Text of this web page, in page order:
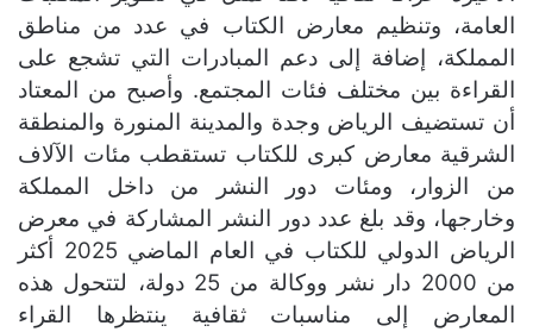
العامة، وتنظيم معارض الكتاب في عدد من مناطق
المملكة، إضافة إلى دعم المبادرات التي تشجع على
القراءة بين مختلف فئات المجتمع. وأصبح من المعتاد
أن تستضيف الرياض وجدة والمدينة المنورة والمنطقة
الشرقية معارض كبرى للكتاب تستقطب مئات الآلاف
من الزوار، ومئات دور النشر من داخل المملكة
وخارجها، وقد بلغ عدد دور النشر المشاركة في معرض
الرياض الدولي للكتاب في العام الماضي 2025 أكثر
من 2000 دار نشر ووكالة من 25 دولة، لتتحول هذه
المعارض إلى مناسبات ثقافية ينتظرها القراء